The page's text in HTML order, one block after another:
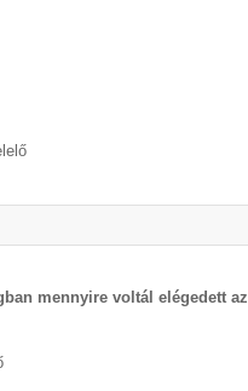
mennyire voltál elégedett az